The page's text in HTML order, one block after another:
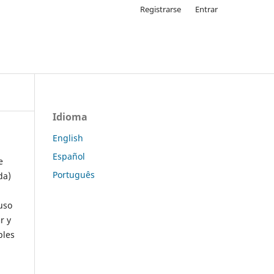
Registrarse Entrar
y
Idioma
English
Español
Português